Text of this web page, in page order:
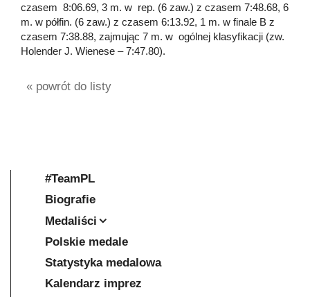
czasem 8:06.69, 3 m. w rep. (6 zaw.) z czasem 7:48.68, 6
m. w półfin. (6 zaw.) z czasem 6:13.92, 1 m. w finale B z
czasem 7:38.88, zajmując 7 m. w ogólnej klasyfikacji (zw.
Holender J. Wienese – 7:47.80).
« powrót do listy
#TeamPL
Biografie
Medaliści
Polskie medale
Statystyka medalowa
Kalendarz imprez